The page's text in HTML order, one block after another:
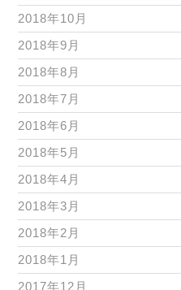
2018年10月
2018年9月
2018年8月
2018年7月
2018年6月
2018年5月
2018年4月
2018年3月
2018年2月
2018年1月
2017年12月